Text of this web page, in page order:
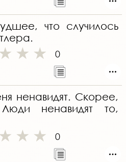
что случилось
0
ненавидят. Скорее,
ненавидят то,
0